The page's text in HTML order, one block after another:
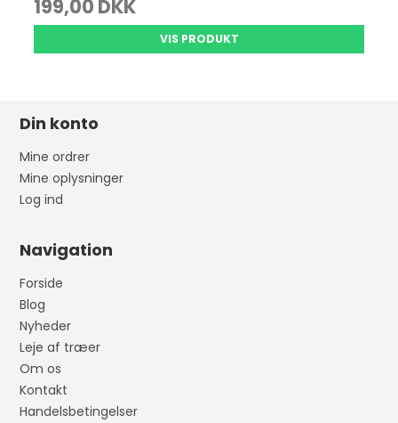
199,00 DKK
VIS PRODUKT
Din konto
Mine ordrer
Mine oplysninger
Log ind
Navigation
Forside
Blog
Nyheder
Leje af træer
Om os
Kontakt
Handelsbetingelser